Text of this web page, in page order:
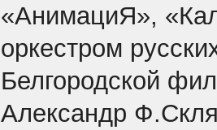
«АнимациЯ»,
оркестром
Белгородской
Александр